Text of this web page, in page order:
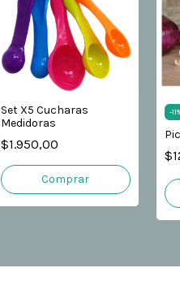
Set X5 Cucharas
Medidoras
$1.950,00
-11